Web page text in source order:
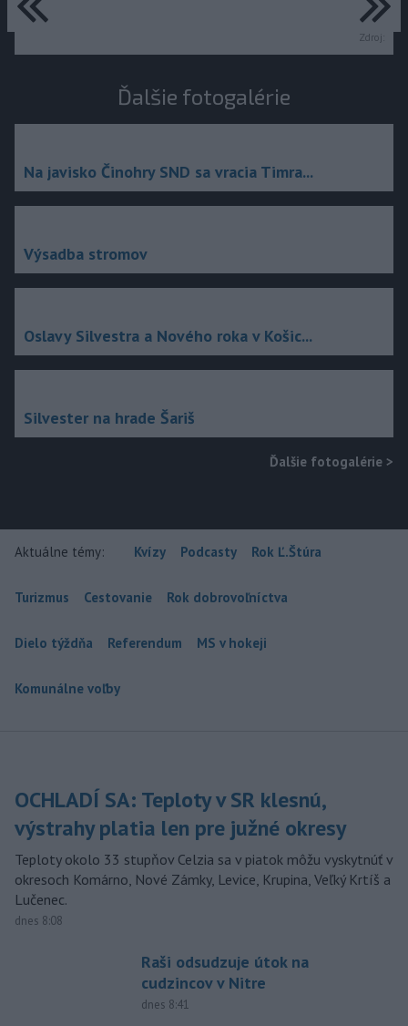
Zdroj:
Ďalšie fotogalérie
Na javisko Činohry SND sa vracia Timra...
Výsadba stromov
Oslavy Silvestra a Nového roka v Košic...
Silvester na hrade Šariš
Ďalšie fotogalérie >
Aktuálne témy: Kvízy Podcasty Rok Ľ.Štúra
Turizmus Cestovanie Rok dobrovoľníctva
Dielo týždňa Referendum MS v hokeji
Komunálne voľby
OCHLADÍ SA: Teploty v SR klesnú,
výstrahy platia len pre južné okresy
Teploty okolo 33 stupňov Celzia sa v piatok môžu vyskytnúť v
okresoch Komárno, Nové Zámky, Levice, Krupina, Veľký Krtíš a
Lučenec.
dnes 8:08
Raši odsudzuje útok na
cudzincov v Nitre
dnes 8:41